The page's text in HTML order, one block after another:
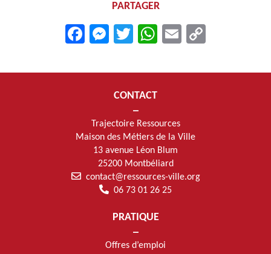
PARTAGER
Facebook
Messenger
TwitterWhatsApp
Email
CONTACT
Trajectoire Ressources
Maison des Métiers de la Ville
13 avenue Léon Blum
25200 Montbéliard
contact@ressources-ville.org
06 73 01 26 25
PRATIQUE
Offres d’emploi